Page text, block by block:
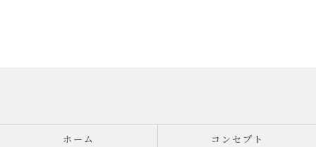
ホーム コンセプト